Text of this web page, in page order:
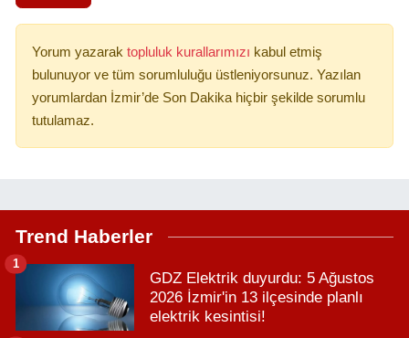
Yorum yazarak topluluk kurallarımızı kabul etmiş
bulunuyor ve tüm sorumluluğu üstleniyorsunuz. Yazılan
yorumlardan İzmir’de Son Dakika hiçbir şekilde sorumlu
tutulamaz.
Trend Haberler
GDZ Elektrik duyurdu: 5 Ağustos
2026 İzmir'in 13 ilçesinde planlı
elektrik kesintisi!
1